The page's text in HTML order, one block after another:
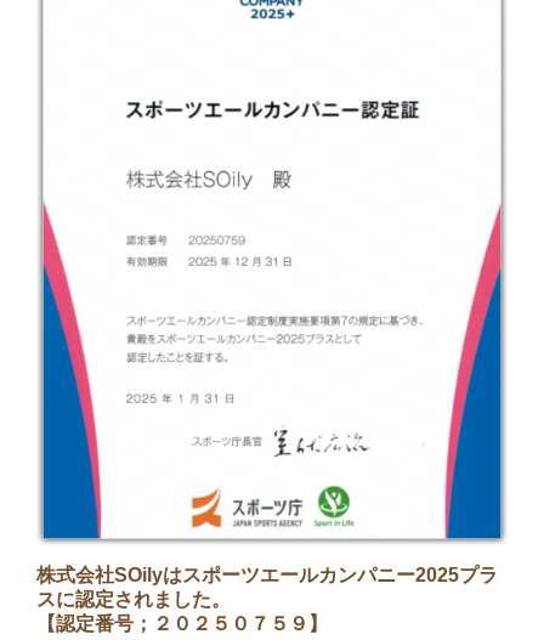
株式会社SOilyはスポーツエールカンパニー2025プラ
スに認定されました。
【認定番号；２０２５０７５９】